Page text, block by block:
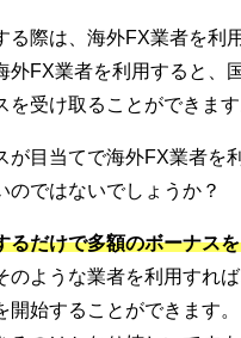
る際は、海外FX業者を利
外FX業者を利用すると、
を受け取ることができます
が目当てで海外FX業者を
のではないでしょうか？
るだけで多額のボーナス
のような業者を利用すれ
開始することができます